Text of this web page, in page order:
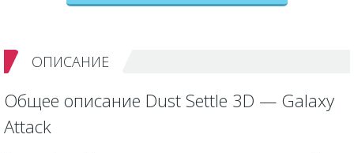
ОПИСАНИЕ
Общее описание Dust Settle 3D — Galaxy
Attack